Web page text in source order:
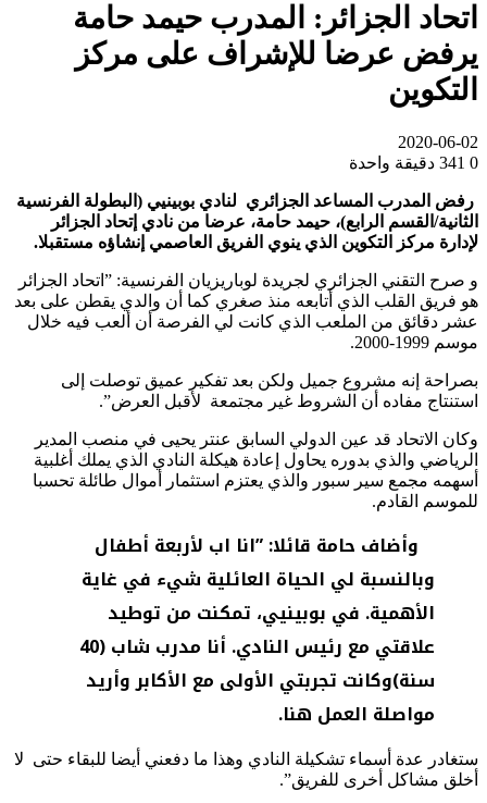
اتحاد الجزائر: المدرب حيمد حامة
يرفض عرضا للإشراف على مركز
التكوين
2020-06-02
0
دقيقة واحدة
رفض المدرب المساعد الجزائري لنادي بوبينيي (البطولة الفرنسية
الثانية/القسم الرابع)، حيمد حامة، عرضا من نادي إتحاد الجزائر
لإدارة مركز التكوين الذي ينوي الفريق العاصمي إنشاؤه مستقبلا.
و صرح التقني الجزائري لجريدة لوباريزيان الفرنسية: ”اتحاد الجزائر
هو فريق القلب الذي أتابعه منذ صغري كما أن والدي يقطن على بعد
عشر دقائق من الملعب الذي كانت لي الفرصة أن ألعب فيه خلال
موسم 1999-2000.
بصراحة إنه مشروع جميل ولكن بعد تفكير عميق توصلت إلى
استنتاج مفاده أن الشروط غير مجتمعة لأقبل العرض”.
وكان الاتحاد قد عين الدولي السابق عنتر يحيى في منصب المدير
الرياضي والذي بدوره يحاول إعادة هيكلة النادي الذي يملك أغلبية
أسهمه مجمع سير سبور والذي يعتزم استثمار أموال طائلة تحسبا
للموسم القادم.
وأضاف حامة قائلا: ”انا اب لأربعة أطفال
وبالنسبة لي الحياة العائلية شيء في غاية
الأهمية. في بوبينيي، تمكنت من توطيد
علاقتي مع رئيس النادي. أنا مدرب شاب (40
سنة)وكانت تجربتي الأولى مع الأكابر وأريد
مواصلة العمل هنا.
ستغادر عدة أسماء تشكيلة النادي وهذا ما دفعني أيضا للبقاء حتى لا
أخلق مشاكل أخرى للفريق”.